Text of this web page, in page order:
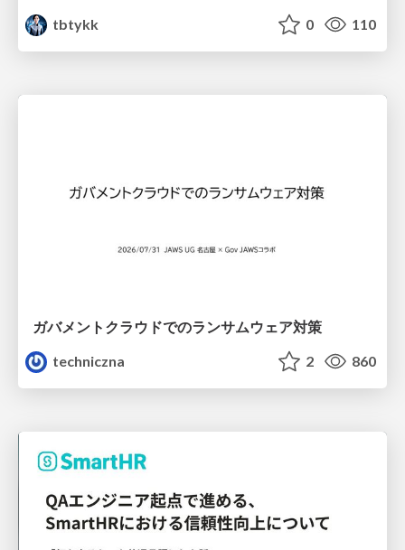
tbtykk
0 110
ガバメントクラウドでのランサムウェア対策
techniczna
2 860